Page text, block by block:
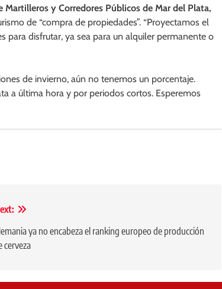
Martilleros y Corredores Públicos de Mar del Plata,
de “compra de propiedades”. “Proyectamos el
para disfrutar, ya sea para un alquiler permanente o
de invierno, aún no tenemos un porcentaje.
a última hora y por periodos cortos. Esperemos
ya no encabeza el ranking europeo de producción
cerveza